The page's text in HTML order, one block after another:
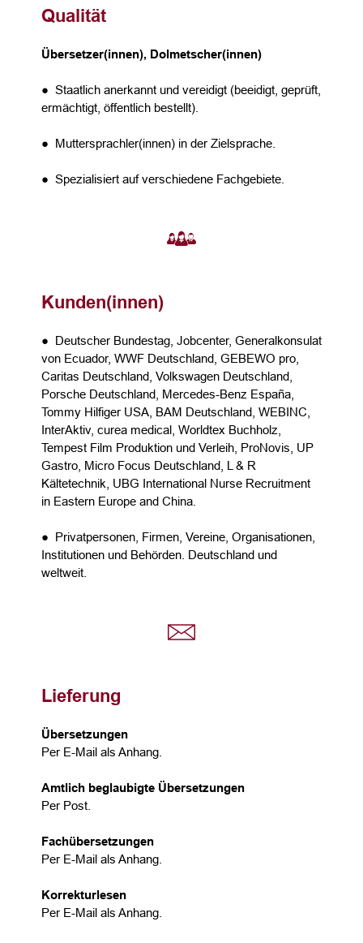
Qualität
Übersetzer(innen), Dolmetscher(innen)
● Staatlich anerkannt und vereidigt (beeidigt, geprüft,
ermächtigt, öffentlich bestellt).
● Muttersprachler(innen) in der Zielsprache.
● Spezialisiert auf verschiedene Fachgebiete.
Kunden(innen)
● Deutscher Bundestag, Jobcenter, Generalkonsulat
von Ecuador, WWF Deutschland, GEBEWO pro,
Caritas Deutschland, Volkswagen Deutschland,
Porsche Deutschland, Mercedes-Benz España,
Tommy Hilfiger USA, BAM Deutschland, WEBINC,
InterAktiv, curea medical, Worldtex Buchholz,
Tempest Film Produktion und Verleih, ProNovis, UP
Gastro, Micro Focus Deutschland, L & R
Kältetechnik, UBG International Nurse Recruitment
in Eastern Europe and China.
● Privatpersonen, Firmen, Vereine, Organisationen,
Institutionen und Behörden. Deutschland und
weltweit.
Lieferung
Übersetzungen
Per E-Mail als Anhang.
Amtlich beglaubigte Übersetzungen
Per Post.
Fachübersetzungen
Per E-Mail als Anhang.
Korrekturlesen
Per E-Mail als Anhang.